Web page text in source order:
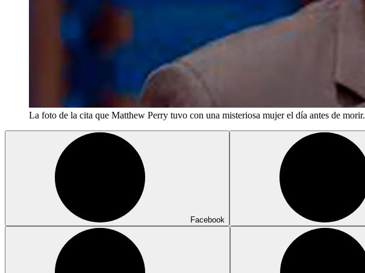
La foto de la cita que Matthew Perry tuvo con una misteriosa mujer el día antes de morir.
Facebook